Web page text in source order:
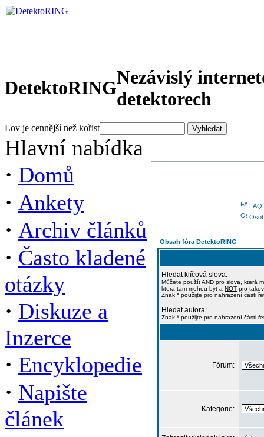
DetektoRINGNezávislý
detektorech
Lov je cennější než kořist
Hlavní nabídka
· Domů
· Ankety
· Archiv článků
· Často kladené
otázky
· Diskuze a
Inzerce
· Encyklopedie
· Napište
článek
FAQ
Obsah fóra DetektoRING
Hledat klíčová slova:
Můžete použítAND pro slova, která
která tam mohou být a NOT pro
Znak * použijte pro nahrazení části
Hledat autora:
Znak * použijte pro nahrazení části
Fórum:
Kategorie: